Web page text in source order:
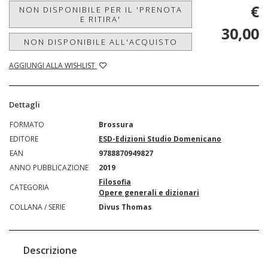
NON DISPONIBILE PER IL 'PRENOTA
E RITIRA'
NON DISPONIBILE ALL'ACQUISTO
AGGIUNGI ALLA WISHLIST
€
30,00
Dettagli
FORMATO
Brossura
EDITORE
ESD-Edizioni Studio Domenicano
EAN
9788870949827
ANNO PUBBLICAZIONE
2019
CATEGORIA
Filosofia
Opere generali e dizionari
COLLANA / SERIE
Divus Thomas
Descrizione